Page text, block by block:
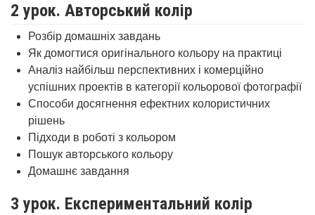
2 урок. Авторський колір
Розбір домашніх завдань
Як домогтися оригінального кольору на практиці
Аналіз найбільш перспективних і комерційно
успішних проектів в категорії кольорової фотографії
Способи досягнення ефектних колористичних
рішень
Підходи в роботі з кольором
Пошук авторського кольору
Домашнє завдання
3 урок. Експериментальний колір